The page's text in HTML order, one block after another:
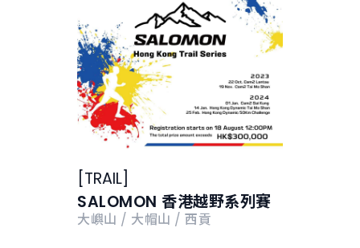
[TRAIL]
SALOMON 香港越野系列賽
大嶼山 / 大帽山 / 西貢